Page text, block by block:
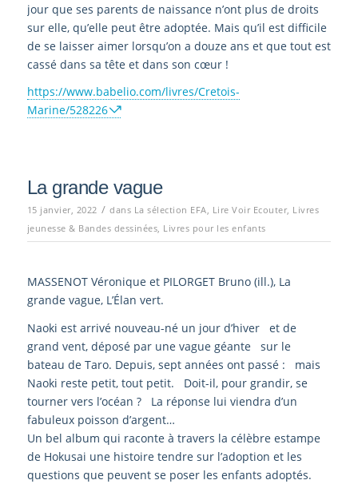
jour que ses parents de naissance n’ont plus de droits
sur elle, qu’elle peut être adoptée. Mais qu’il est difficile
de se laisser aimer lorsqu’on a douze ans et que tout est
cassé dans sa tête et dans son cœur !
https://www.babelio.com/livres/Cretois-
Marine/528226
La grande vague
15 janvier, 2022 / dans La sélection EFA, Lire Voir Ecouter, Livres
jeunesse & Bandes dessinées, Livres pour les enfants
MASSENOT Véronique et PILORGET Bruno (ill.), La
grande vague, L’Élan vert.
Naoki est arrivé nouveau-né un jour d’hiver et de
grand vent, déposé par une vague géante sur le
bateau de Taro. Depuis, sept années ont passé : mais
Naoki reste petit, tout petit. Doit-il, pour grandir, se
tourner vers l’océan ? La réponse lui viendra d’un
fabuleux poisson d’argent…
Un bel album qui raconte à travers la célèbre estampe
de Hokusai une histoire tendre sur l’adoption et les
questions que peuvent se poser les enfants adoptés.